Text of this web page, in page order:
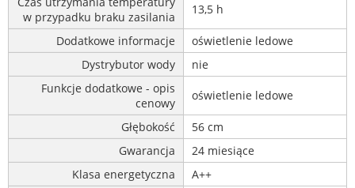
w przypadku braku zasilania
13,5 h
Dodatkowe informacje
oświetlenie ledowe
Dystrybutor wody
nie
Funkcje dodatkowe - opis
cenowy
oświetlenie ledowe
Głębokość
56 cm
Gwarancja
24 miesiące
Klasa energetyczna
A++